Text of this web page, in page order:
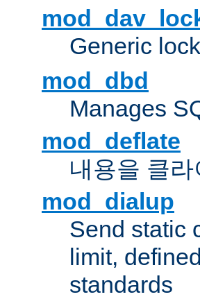
Generic
mod_dbd
Manages
mod_deflate
내용을 클
mod_dialup
Send static
limit,
standards